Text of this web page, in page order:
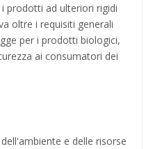
prodotti ad ulteriori rigidi
oltre i requisiti generali
per i prodotti biologici,
ai consumatori dei
e delle risorse